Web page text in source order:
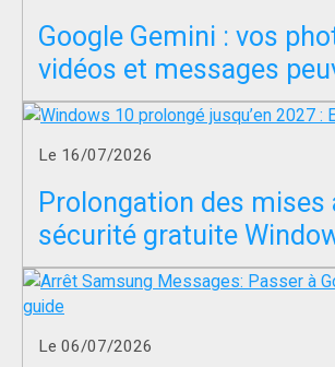
Google Gemini : vos
vidéos et messages
servir à entraîner l’IA ?
Le 16/07/2026
Prolongation des mises
sécurité gratuite
Le 06/07/2026